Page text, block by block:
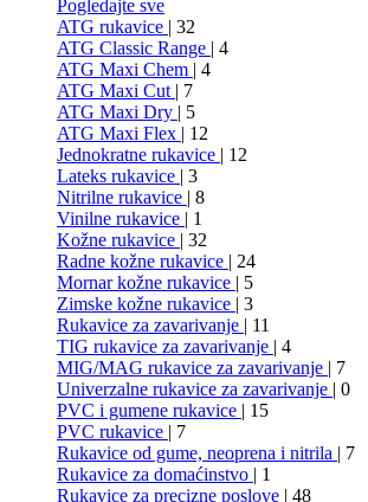
Pogledajte sve
ATG rukavice | 32
ATG Classic Range | 4
ATG Maxi Chem | 4
ATG Maxi Cut | 7
ATG Maxi Dry | 5
ATG Maxi Flex | 12
Jednokratne rukavice | 12
Lateks rukavice | 3
Nitrilne rukavice | 8
Vinilne rukavice | 1
Kožne rukavice | 32
Radne kožne rukavice | 24
Mornar kožne rukavice | 5
Zimske kožne rukavice | 3
Rukavice za zavarivanje | 11
TIG rukavice za zavarivanje | 4
MIG/MAG rukavice za zavarivanje | 7
Univerzalne rukavice za zavarivanje | 0
PVC i gumene rukavice | 15
PVC rukavice | 7
Rukavice od gume, neoprena i nitrila | 7
Rukavice za domaćinstvo | 1
Rukavice za precizne poslove | 48